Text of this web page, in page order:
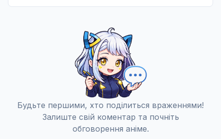
Будьте першими, хто поділиться враженнями!
Залиште свій коментар та почніть
обговорення аніме.